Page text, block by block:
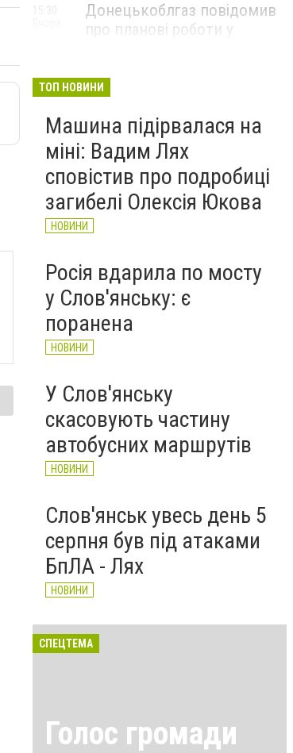
Донецькоблгаз повідомив
про планові роботи у
НОВИНИ
15:30
ТОП НОВИНИ
Машина підірвалася на
міні: Вадим Лях
сповістив про подробиці
загибелі Олексія Юкова
НОВИНИ
Росія вдарила по мосту
у Слов'янську: є
поранена
НОВИНИ
У Слов'янську
скасовують частину
автобусних маршрутів
НОВИНИ
Слов'янськ увесь день 5
серпня був під атаками
БпЛА - Лях
НОВИНИ
СПЕЦТЕМА
Голос громади